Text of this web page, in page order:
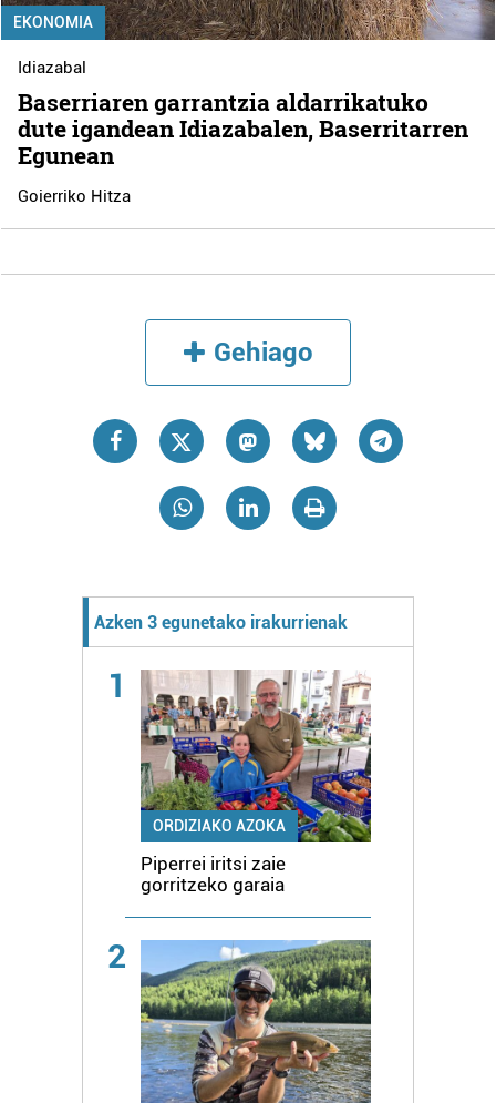
EKONOMIA
Idiazabal
Baserriaren garrantzia aldarrikatuko
dute igandean Idiazabalen, Baserritarren
Egunean
Goierriko Hitza
Gehiago
Azken 3 egunetako irakurrienak
1
ORDIZIAKO AZOKA
Piperrei iritsi zaie
gorritzeko garaia
2